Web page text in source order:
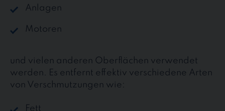
Anlagen
Motoren
und vielen anderen Oberflächen verwendet
werden. Es entfernt effektiv verschiedene Arten
von Verschmutzungen wie:
Fett